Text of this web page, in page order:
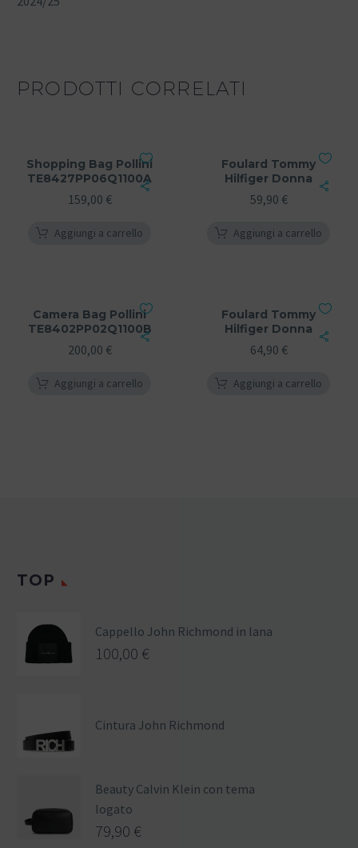
PRODOTTI CORRELATI
Shopping Bag Pollini
TE8427PP06Q1100A
159,00 €
Aggiungi a carrello
Foulard Tommy
Hilfiger Donna
59,90 €
Aggiungi a carrello
Camera Bag Pollini
TE8402PP02Q1100B
200,00 €
Aggiungi a carrello
Foulard Tommy
Hilfiger Donna
64,90 €
Aggiungi a carrello
TOP
Cappello John Richmond in lana
100,00 €
Cintura John Richmond
Beauty Calvin Klein con tema
logato
79,90 €